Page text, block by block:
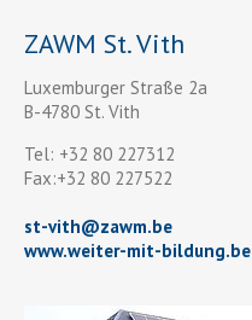
ZAWM St. Vith
Luxemburger Straße 2a
B-4780 St. Vith
Tel: +32 80 227312
Fax:+32 80 227522
st-vith@zawm.be
www.weiter-mit-bildung.be